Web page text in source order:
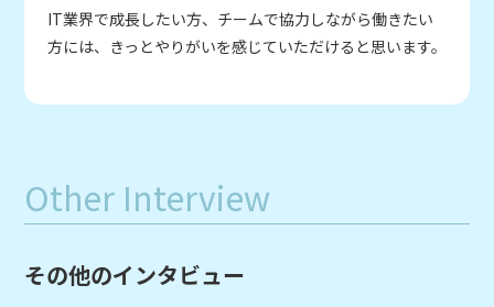
IT業界で成長したい方、チームで協力しながら働きたい
方には、きっとやりがいを感じていただけると思います。
Other Interview
その他のインタビュー